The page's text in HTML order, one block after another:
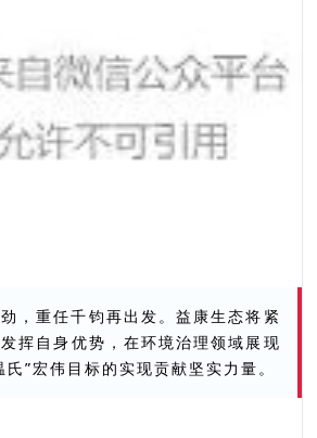
，重任千钧再出发。益康生态将紧
挥自身优势，在环境治理领域展现
”宏伟目标的实现贡献坚实力量。